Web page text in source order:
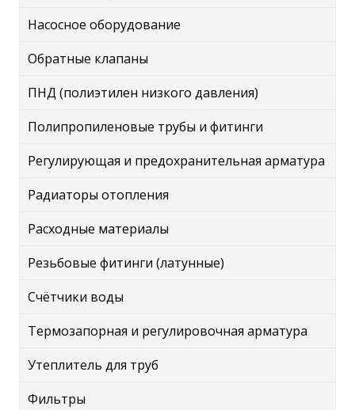
Насосное оборудование
Обратные клапаны
ПНД (полиэтилен низкого давления)
Полипропиленовые трубы и фитинги
Регулирующая и предохранительная арматура
Радиаторы отопления
Расходные материалы
Резьбовые фитинги (латунные)
Счётчики воды
Термозапорная и регулировочная арматура
Утеплитель для труб
Фильтры